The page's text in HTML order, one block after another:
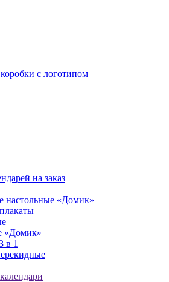
с логотипом
на заказ
настольные «Домик»
«Домик»
в 1